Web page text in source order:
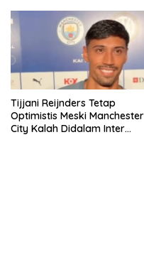
Tijjani Reijnders Tetap
Optimistis Meski Manchester
City Kalah Didalam Inter